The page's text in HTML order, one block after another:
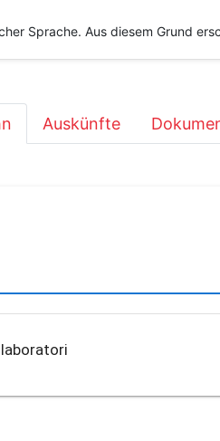
Sprache. Aus diesem Grund
Auskünfte